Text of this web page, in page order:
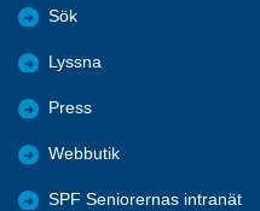
Sök
Lyssna
Press
Webbutik
SPF Seniorernas intranät